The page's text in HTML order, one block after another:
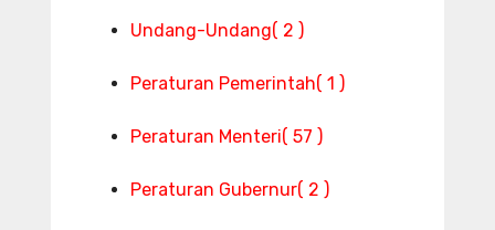
Undang-Undang( 2 )
Peraturan Pemerintah( 1 )
Peraturan Menteri( 57 )
Peraturan Gubernur( 2 )